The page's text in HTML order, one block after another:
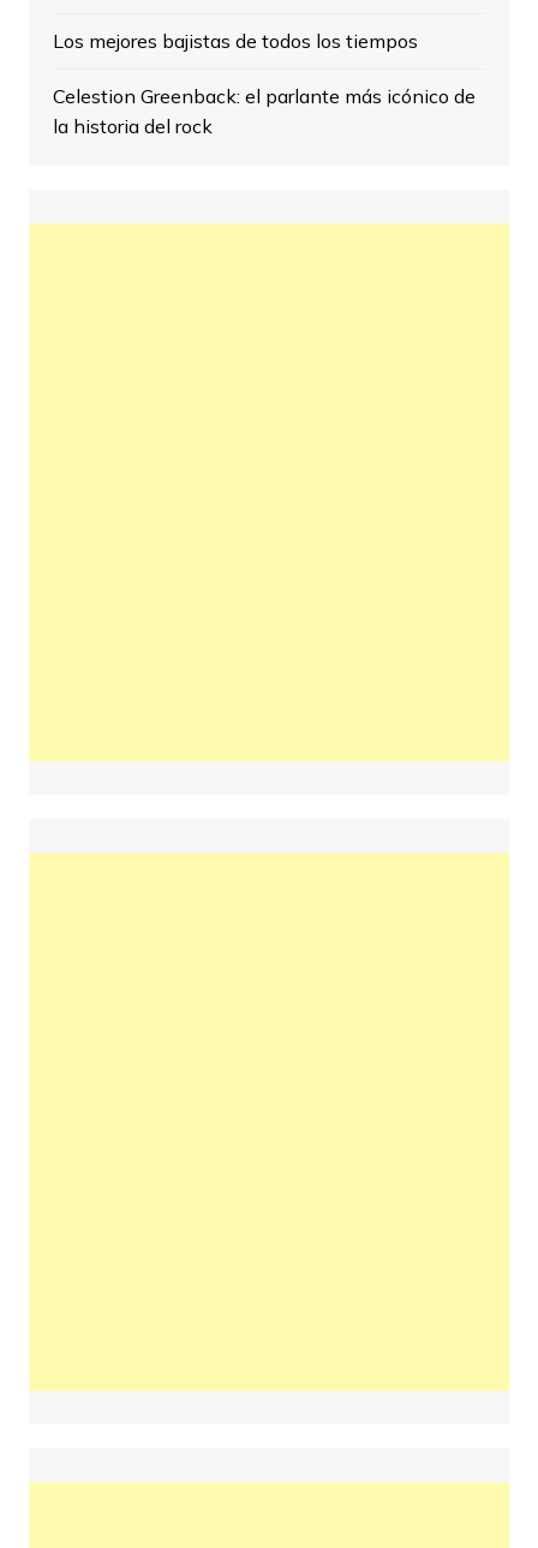
Los mejores bajistas de todos los tiempos
Celestion Greenback: el parlante más icónico de
la historia del rock